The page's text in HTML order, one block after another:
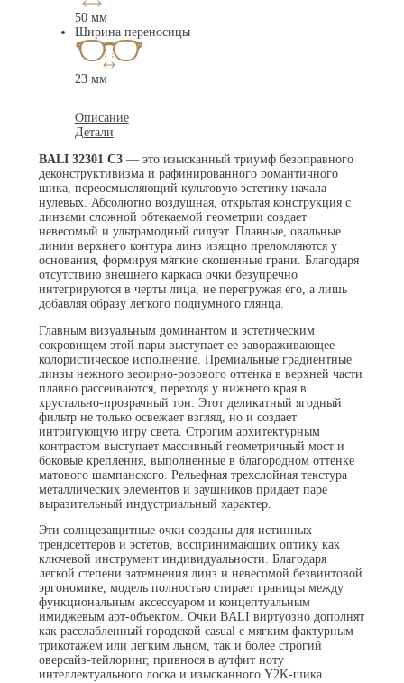
50 мм
Ширина переносицы
23 мм
Описание
Детали
BALI 32301 C3— это изысканный триумф безоправного
деконструктивизма и рафинированного романтичного
шика, переосмысляющий культовую эстетику начала
нулевых. Абсолютно воздушная, открытая конструкция с
линзами сложной обтекаемой геометрии создает
невесомый и ультрамодный силуэт. Плавные, овальные
линии верхнего контура линз изящно преломляются у
основания, формируя мягкие скошенные грани. Благодаря
отсутствию внешнего каркаса очки безупречно
интегрируются в черты лица, не перегружая его, а лишь
добавляя образу легкого подиумного глянца.
Главным визуальным доминантом и эстетическим
сокровищем этой пары выступает ее завораживающее
колористическое исполнение. Премиальные градиентные
линзы нежного зефирно-розового оттенка в верхней части
плавно рассеиваются, переходя у нижнего края в
хрустально-прозрачный тон. Этот деликатный ягодный
фильтр не только освежает взгляд, но и создает
интригующую игру света. Строгим архитектурным
контрастом выступает массивный геометричный мост и
боковые крепления, выполненные в благородном оттенке
матового шампанского. Рельефная трехслойная текстура
металлических элементов и заушников придает паре
выразительный индустриальный характер.
Эти солнцезащитные очки созданы для истинных
трендсеттеров и эстетов, воспринимающих оптику как
ключевой инструмент индивидуальности. Благодаря
легкой степени затемнения линз и невесомой безвинтовой
эргономике, модель полностью стирает границы между
функциональным аксессуаром и концептуальным
имиджевым арт-объектом. Очки BALI виртуозно дополнят
как расслабленный городской casual с мягким фактурным
трикотажем или легким льном, так и более строгий
оверсайз-тейлоринг, привнося в аутфит ноту
интеллектуального лоска и изысканного Y2K-шика.